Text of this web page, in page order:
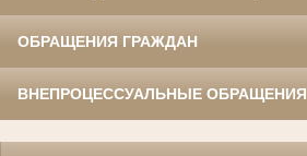
ОБРАЩЕНИЯ ГРАЖДАН
ВНЕПРОЦЕССУАЛЬНЫЕ ОБРАЩЕНИЯ